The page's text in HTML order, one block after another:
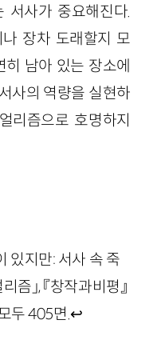
서사가 중요해진다.
장차 도래할지 모
히 남아 있는 장소에
사의 역량을 실현하
리즘으로 호명하지
있지만: 서사 속 죽
」, 『창작과비평』
두 405면.↩